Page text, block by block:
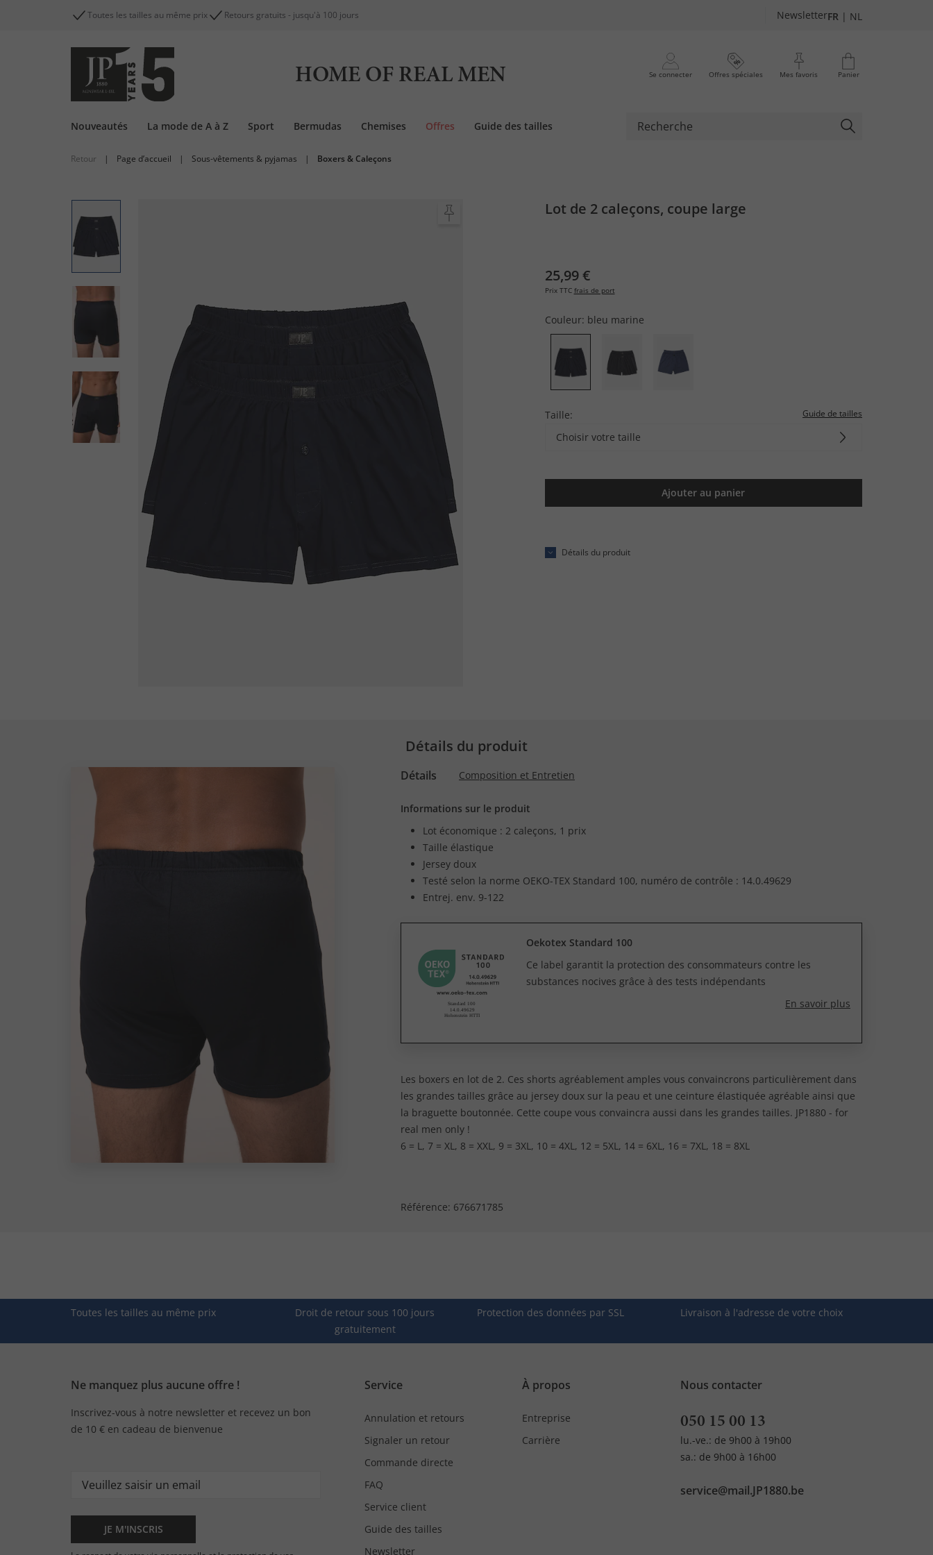
Toutes les tailles au même prix Retours gratuits - jusqu'à 100 jours NewsletterFR | NL
HOME OF REAL MEN Se connecter Offres spéciales Mes favoris Panier
Nouveautés La mode de A à Z Sport Bermudas Chemises Offres Guide des tailles
Retour | Page d’accueil | Sous-vêtements & pyjamas | Boxers & Caleçons
Lot de 2 caleçons, coupe large
25,99 €
Prix TTC frais de port
Couleur: bleu marine
Taille: Guide de tailles
Choisir votre taille
Ajouter au panier
Détails du produit
Détails du produit
Détails Composition et Entretien
Informations sur le produit
Lot économique : 2 caleçons, 1 prix
Taille élastique
Jersey doux
Testé selon la norme OEKO-TEX Standard 100, numéro de contrôle : 14.0.49629
Entrej. env. 9-122
Oekotex Standard 100
Ce label garantit la protection des consommateurs contre les
substances nocives grâce à des tests indépendants
En savoir plus
Les boxers en lot de 2. Ces shorts agréablement amples vous convaincrons particulièrement dans
les grandes tailles grâce au jersey doux sur la peau et une ceinture élastiquée agréable ainsi que
la braguette boutonnée. Cette coupe vous convaincra aussi dans les grandes tailles. JP1880 - for
real men only !
6 = L, 7 = XL, 8 = XXL, 9 = 3XL, 10 = 4XL, 12 = 5XL, 14 = 6XL, 16 = 7XL, 18 = 8XL
Référence: 676671785
Toutes les tailles au même prix
Droit de retour sous 100 jours
gratuitement
Protection des données par SSL Livraison à l'adresse de votre choix
Ne manquez plus aucune offre !
Inscrivez-vous à notre newsletter et recevez un bon
de 10 € en cadeau de bienvenue
JE M'INSCRIS
Service
Annulation et retours
Signaler un retour
Commande directe
FAQ
Service client
Guide des tailles
Newsletter
À propos
Entreprise
Carrière
Nous contacter
050 15 00 13
lu.-ve.: de 9h00 à 19h00
sa.: de 9h00 à 16h00
service@mail.JP1880.be